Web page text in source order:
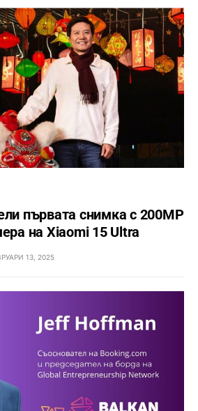
първата снимка с 200MP
на Xiaomi 15 Ultra
13, 2025